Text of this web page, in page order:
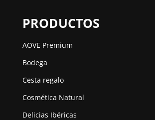
PRODUCTOS
AOVE Premium
Bodega
Cesta regalo
Cosmética Natural
Delicias Ibéricas